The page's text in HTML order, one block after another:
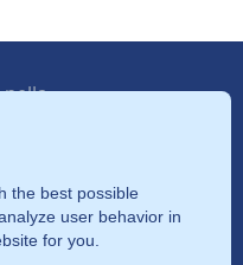
nella
the best possible
user behavior in
for you.